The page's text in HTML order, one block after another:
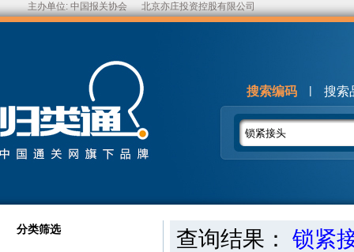
主办单位: 中国报关协会 北京亦庄投资控股有限公司
搜索编码 | 搜索
分类筛选 查询结果： 锁紧